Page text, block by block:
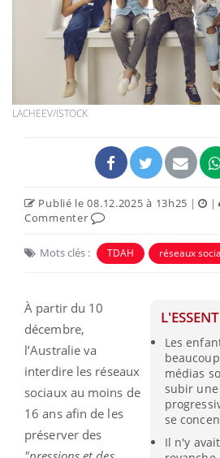
LACHEEV/ISTOCK
Publié le 08.12.2025 à 13h25 | |
Commenter
Mots clés : TDAH réseaux
Les
médias
subir
se
Il n'y
À partir du 10
décembre,
l’Australie va
interdire les réseaux
sociaux au moins de
16 ans afin de les
préserver des